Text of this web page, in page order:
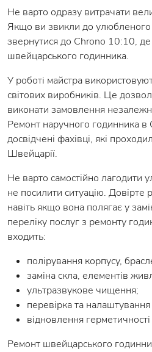
Не варто одразу витрачати
Якщо ви звикли до улюбленого
звернутися до Chrono 10:10,
швейцарського годинника.
У роботі майстра
світових виробників. Це
виконати замовлення
Ремонт наручного годинника
досвідчені фахівці, які
Швейцарії.
Не варто самостійно лагодити
не посилити ситуацію.
навіть якщо вона полягає у
переліку послуг з ремонту
входить:
полірування корпусу,
заміна скла, елементів
ультразвукове чищення;
перевірка та налаштування
відновлення
Ремонт швейцарського